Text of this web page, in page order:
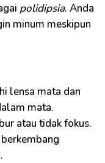
polidipsia. Anda
minum meskipun
lensa mata dan
mata.
atau tidak fokus.